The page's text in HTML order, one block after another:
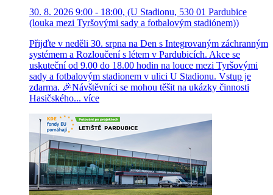
30. 8. 2026 9:00 - 18:00, (U Stadionu, 530 01 Pardubice
(louka mezi Tyršovými sady a fotbalovým stadiónem))
Přijďte v neděli 30. srpna na Den s Integrovaným záchranným
systémem a Rozloučení s létem v Pardubicích. Akce se
uskuteční od 9.00 do 18.00 hodin na louce mezi Tyršovými
sady a fotbalovým stadionem v ulici U Stadionu. Vstup je
zdarma. 🎉Návštěvníci se mohou těšit na ukázky činnosti
Hasičského... více